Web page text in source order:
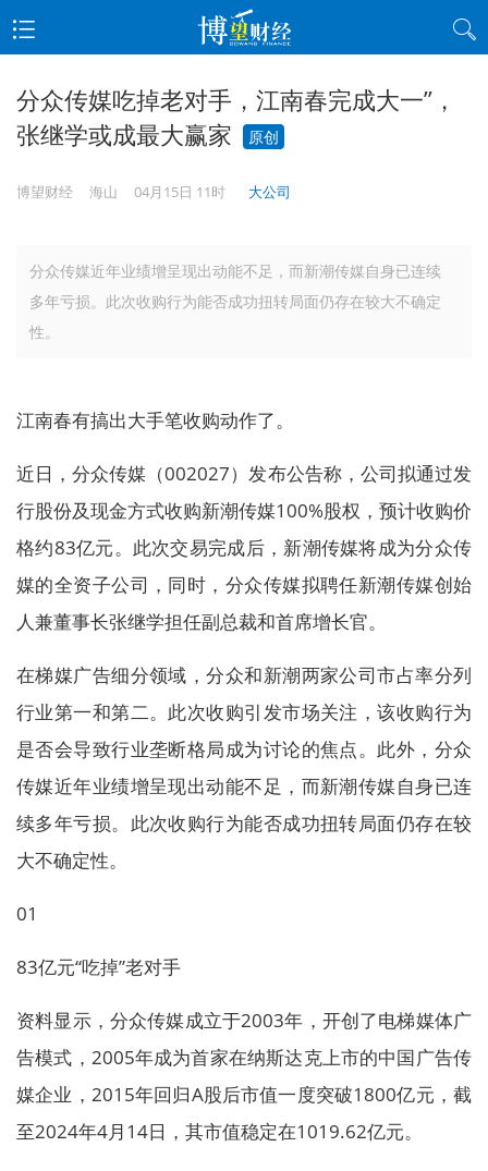
分众传媒吃掉老对手，江南春完成大一”，
张继学或成最大赢家
原创
博望财经 海山 04月15日 11时 大公司
分众传媒近年业绩增呈现出动能不足，而新潮传媒自身已连续
多年亏损。此次收购行为能否成功扭转局面仍存在较大不确定
性。
江南春有搞出大手笔收购动作了。
近日，分众传媒（002027）发布公告称，公司拟通过发
行股份及现金方式收购新潮传媒100%股权，预计收购价
格约83亿元。此次交易完成后，新潮传媒将成为分众传
媒的全资子公司，同时，分众传媒拟聘任新潮传媒创始
人兼董事长张继学担任副总裁和首席增长官。
在梯媒广告细分领域，分众和新潮两家公司市占率分列
行业第一和第二。此次收购引发市场关注，该收购行为
是否会导致行业垄断格局成为讨论的焦点。此外，分众
传媒近年业绩增呈现出动能不足，而新潮传媒自身已连
续多年亏损。此次收购行为能否成功扭转局面仍存在较
大不确定性。
01
83亿元“吃掉”老对手
资料显示，分众传媒成立于2003年，开创了电梯媒体广
告模式，2005年成为首家在纳斯达克上市的中国广告传
媒企业，2015年回归A股后市值一度突破1800亿元，截
至2024年4月14日，其市值稳定在1019.62亿元。